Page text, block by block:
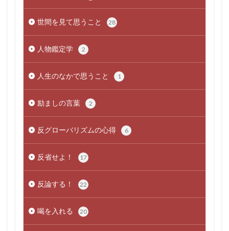
世間を見て思うこと 28
人物鑑定学 2
人生のなかで思うこと 1
励ましの言葉 2
反グローバリズムの心得 6
反省せよ！ 17
反論する！ 22
喝を入れる 20